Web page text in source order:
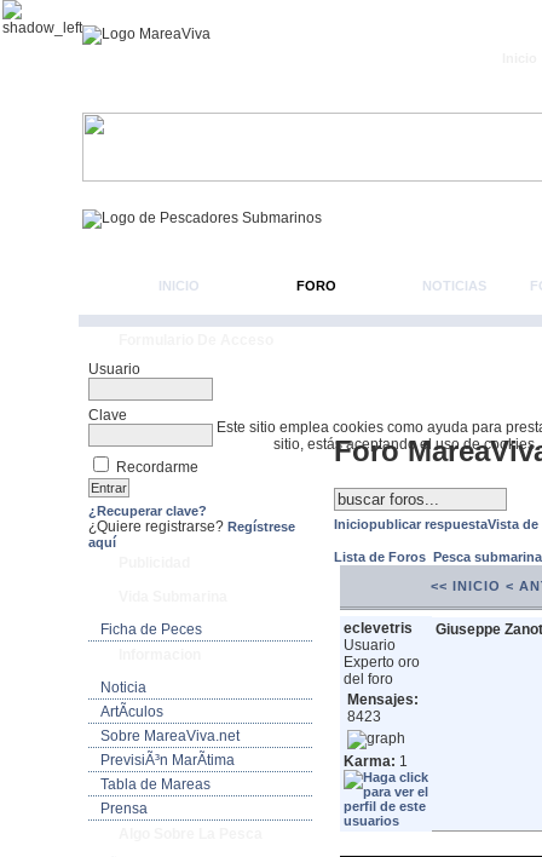
Este sitio emplea cookies como ayuda para
sitio, estás aceptando el uso de cookies.
INICIO FORO NOTICIAS
Usuario
Clave
Recordarme
¿Recuperar clave?
¿Quiere registrarse? Regístrese
aquí
Ficha de Peces
Noticia
ArtÃ­culos
Sobre MareaViva.net
PrevisiÃ³n MarÃ­tima
Tabla de Mareas
Prensa
Foro
Iniciopublicar respuestaVista de
Lista de Foros Pesca
<< INICIO <
eclevetris
Usuario
Experto oro
del foro
Mensajes:
8423
Karma: 1
Giuseppe